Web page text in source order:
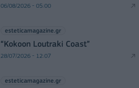
06/08/2026 - 05:00
esteticamagazine.gr
“Kokoon Loutraki Coast”
28/07/2026 - 12:07
esteticamagazine.gr